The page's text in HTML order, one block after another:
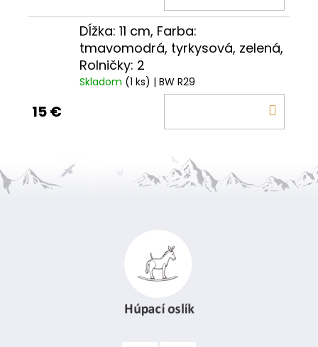
Dĺžka: 11 cm, Farba:
tmavomodrá, tyrkysová, zelená,
Rolničky: 2
Skladom (1 ks) | BW R29
15 €